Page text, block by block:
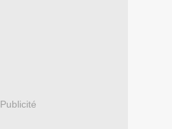
Publicité